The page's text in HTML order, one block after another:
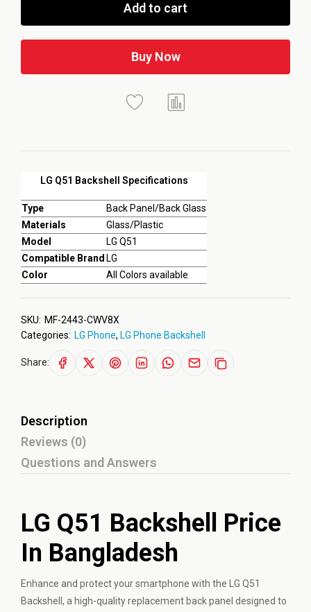
LG Q51 Backshell Specifications
Type
Back Panel/Back Glass
Materials
Glass/Plastic
Model
LG Q51
Compatible Brand LG
Color
All Colors available
Add to cart
Buy Now
SKU: MF-2443-CWV8X
Categories: LG Phone, LG Phone Backshell
Share:
Description
Reviews (0)
Questions and Answers
LG Q51 Backshell Price
In Bangladesh
Enhance and protect your smartphone with the LG Q51
Backshell, a high-quality replacement back panel designed to